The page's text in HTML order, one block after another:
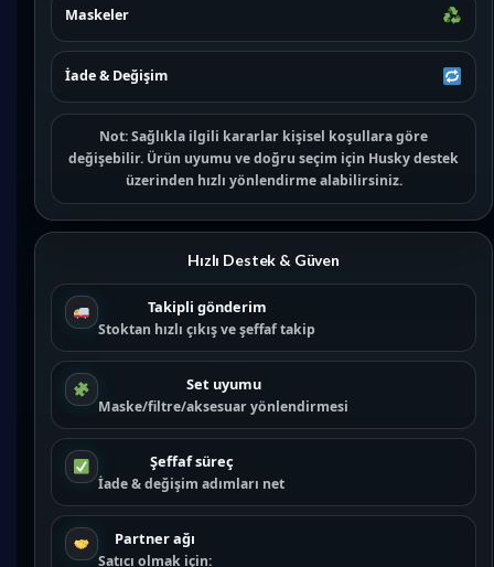
Maskeler
İade & Değişim
Not:Sağlıkla ilgili kararlar kişisel koşullara göre
değişebilir. Ürün uyumu ve doğru seçim için Husky destek
üzerinden hızlı yönlendirme alabilirsiniz.
Hızlı Destek & Güven
Takipli gönderim
Stoktan hızlı çıkış ve şeffaf takip
Set uyumu
Maske/filtre/aksesuar yönlendirmesi
Şeffaf süreç
İade & değişim adımları net
Partner ağı
Satıcı olmak için: